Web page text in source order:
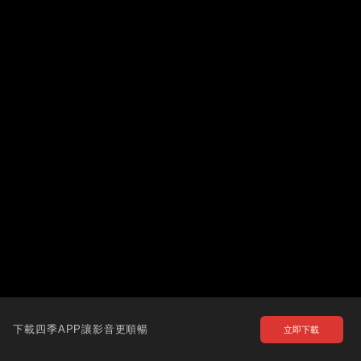
下載四季APP讓影音更順暢 立即下載